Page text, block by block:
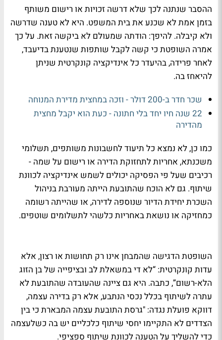
ההסבר שנתנה לכך שלא דרשה זכויות או רישום משותף
בזמן אמת לא שכנע את בית המשפט. היא לא טענה שדרשה
ולא קיבלה. להיפך: הודתה שמעולם לא ביקשה זאת. על כך
אמרה השופטת כי קשה לקבל שותפות שנטענת בדיעבד,
לאחר פרידה, בהיעדר כל אינדיקציה קונקרטית שניתן
להיאחז בה.
שכר חדר ב-200 דולר - וזכה במחצית מדירת המנוחה
22 שנה חיו יחד בלי חתונה - כעת הוא יקבל מחצית
מהדירה
כמו כן, לא נמצא כל תיעוד לחשבונות משותפים, תשלומי
משכנתא, אחריות לתחזוקת הדירה או רישום על שמה -
רכיבים שעל פי הפסיקה יכולים לשמש אינדיקציה לכוונת
שיתוף. גם לא הוכח שהתובעת הייתה מעורבת בניהול
השכרת יחידת הדיור שנוספה לדירה, או שהייתה רשומה
כמחזיקה או נושאת באחריות כלשהי לתשלומים שוטפים.
השופטת הדגישה שהמבחן אינו רק תחושות או רצון, אלא
עדות קונקרטית: “לא די במשאלת לב ובציפייה של בן הזוג
הלא-רשום”, כתבה. היא גם ציינה שהעובדה שהתובעת לא
עתרה לשיתוף בכלל נכסי הנתבע, אלא רק בדירה עצמה,
דווקא פועלת נגדה: "גרסת התובעת עצמה המבארת כי בין
הצדדים לא התקיימו יחסי שיתוף כלכליים יש בה כשלעצמה
כדי להשליך על הטענה לכוונת שיתוף ספציפי.